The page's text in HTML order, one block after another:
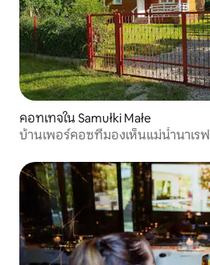
คอทเทจใน Samułki Małe
บ้านเพอร์คอซที่มองเห็นแม่น้ำนาเรฟ